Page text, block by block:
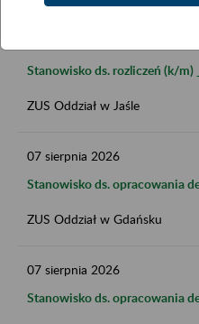
Stanowisko ds. rozliczeń (k/m)
ZUS Oddział w Jaśle
07 sierpnia 2026
Stanowisko ds. opracowania
ZUS Oddział w Gdańsku
07 sierpnia 2026
Stanowisko ds. opracowania